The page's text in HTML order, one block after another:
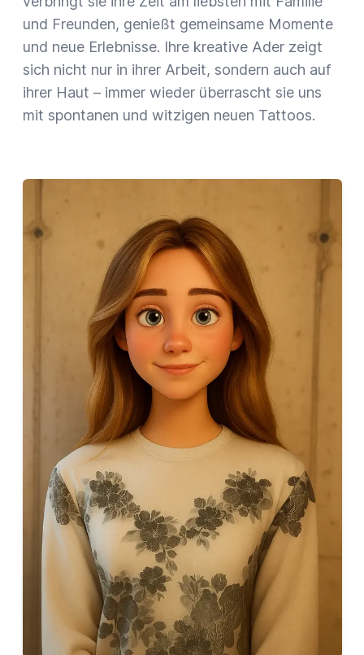
und Freunden, genießt gemeinsame Momente
und neue Erlebnisse. Ihre kreative Ader zeigt
sich nicht nur in ihrer Arbeit, sondern auch auf
ihrer Haut – immer wieder überrascht sie uns
mit spontanen und witzigen neuen Tattoos.